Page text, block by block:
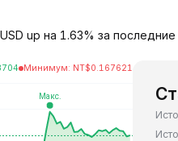
up на 1.63% за
Минимум: NT$0.167621